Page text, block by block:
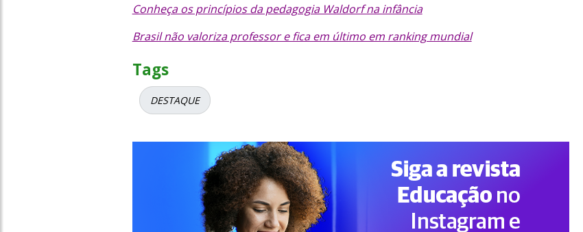
Conheça os princípios da pedagogia Waldorf na infância
Brasil não valoriza professor e fica em último em ranking mundial
Tags
DESTAQUE